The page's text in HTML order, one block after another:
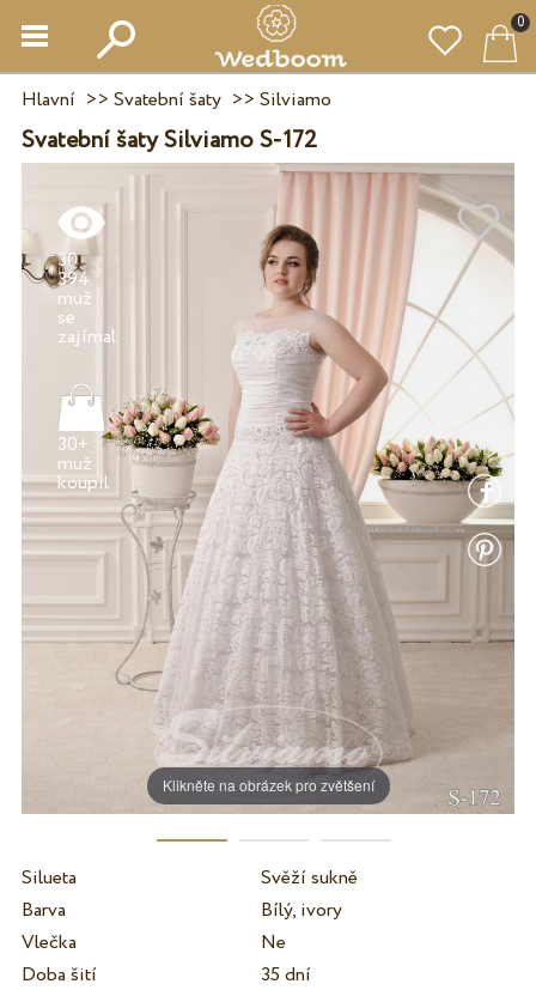
0
Hlavní >> Svatební šaty>> Silviamo
Svatební šaty Silviamo S-172
Klikněte na obrázek pro zvětšení
30
394
muž
se
30+
muž
Silueta
Svěží sukně
Barva
Bílý, ivory
Vlečka
Ne
Doba šití
35 dní